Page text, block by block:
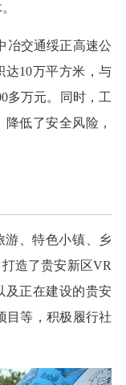
冶交通绥正高速公
达10万平方米，与
多万元。同时，工
低了安全风险，
游、特色小镇、乡
造了贵安新区VR
及正在建设的贵安
目等，积极履行社